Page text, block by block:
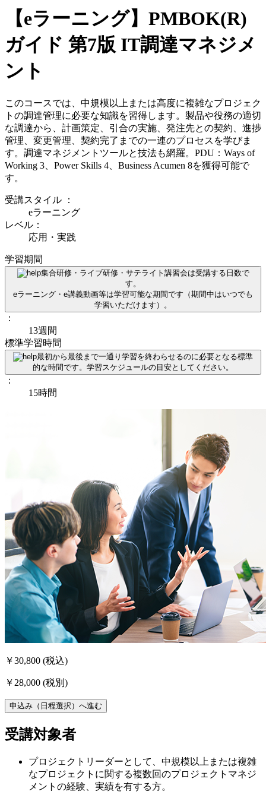
【eラーニング】PMBOK(R)
ガイド 第7版 IT調達マネジメ
ント
このコースでは、中規模以上または高度に複雑なプロジェク
トの調達管理に必要な知識を習得します。製品や役務の適切
な調達から、計画策定、引合の実施、発注先との契約、進捗
管理、変更管理、契約完了までの一連のプロセスを学びま
す。調達マネジメントツールと技法も網羅。PDU：Ways of
Working 3、Power Skills 4、Business Acumen 8を獲得可能で
す。
受講スタイル ：
eラーニング
レベル：
応用・実践
学習期間
集合研修・ライブ研修・サテライト講習会は受講する日数で
す。
eラーニング・e講義動画等は学習可能な期間です（期間中はいつでも
学習いただけます）。
：
13週間
標準学習時間
最初から最後まで一通り学習を終わらせるのに必要となる標準
的な時間です。学習スケジュールの目安としてください。
：
15時間
￥30,800 (税込)
￥28,000 (税別)
申込み（日程選択）へ進む
受講対象者
プロジェクトリーダーとして、中規模以上または複雑
なプロジェクトに関する複数回のプロジェクトマネジ
メントの経験、実績を有する方。